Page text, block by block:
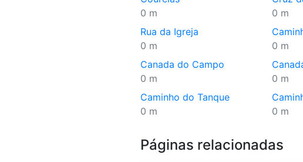
0 m
0 m
Rua da Igreja
0 m
0 m
Canada do Campo
0 m
0 m
Caminho do Tanque
0 m
0 m
Páginas relacionadas